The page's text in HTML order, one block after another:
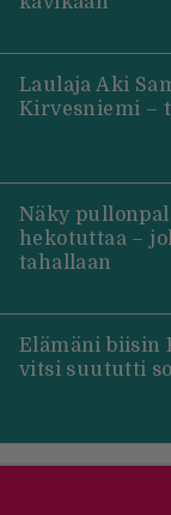
Laulaja Aki
Kirvesniemi –
Näky
hekotuttaa –
tahallaan
Elämäni biisin
vitsi suututti